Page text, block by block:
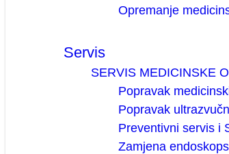
Opremanje
Servis
SERVIS MEDICINSKE
Popravak
Popravak
Preventivni servis i
Zamjena